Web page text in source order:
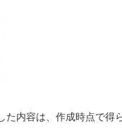
内容は、作成時点で得